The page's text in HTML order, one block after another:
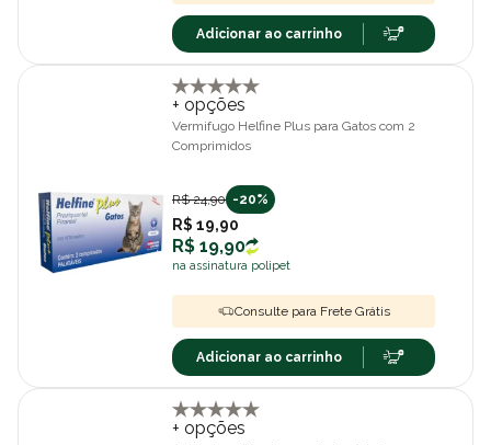
Adicionar ao carrinho
+ opções
Vermifugo Helfine Plus para Gatos com 2
Comprimidos
R$ 24,90 -20%
R$ 19,90
R$ 19,90
na assinatura polipet
Consulte para Frete Grátis
Adicionar ao carrinho
+ opções